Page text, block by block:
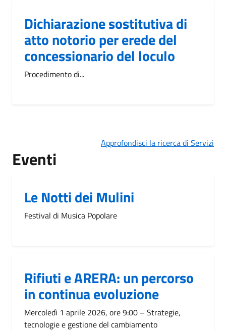
Dichiarazione sostitutiva di
atto notorio per erede del
concessionario del loculo
Procedimento di...
Approfondisci la ricerca di Servizi
Eventi
Le Notti dei Mulini
Festival di Musica Popolare
Rifiuti e ARERA: un percorso
in continua evoluzione
Mercoledì 1 aprile 2026, ore 9:00 – Strategie,
tecnologie e gestione del cambiamento